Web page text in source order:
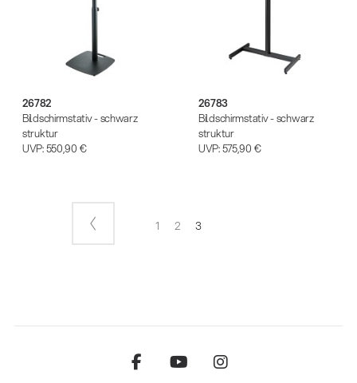
26782
Bildschirmstativ - schwarz
struktur
UVP:550,90 €
26783
Bildschirmstativ - schwarz
struktur
UVP:575,90 €
1 2 3